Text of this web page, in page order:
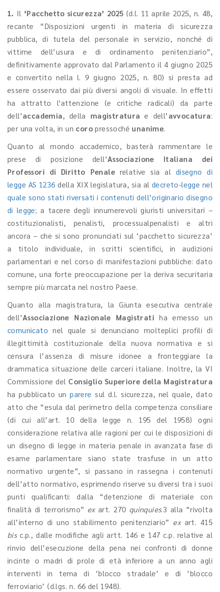
1. Il ‘Pacchetto sicurezza’ 2025 (d.l. 11 aprile 2025, n. 48,
recante “Disposizioni urgenti in materia di sicurezza
pubblica, di tutela del personale in servizio, nonché di
vittime dell’usura e di ordinamento penitenziario”,
definitivamente approvato dal Parlamento il 4 giugno 2025
e convertito nella l. 9 giugno 2025, n. 80) si presta ad
essere osservato dai più diversi angoli di visuale. In effetti
ha attratto l'attenzione (e critiche radicali) da parte
dell’accademia, della magistraturae dell’ avvocatura:
per una volta, in un coro pressoché unanime.
Quanto al mondo accademico, basterà rammentare le
prese di posizione dell’Associazione Italiana dei
Professori di Diritto Penalerelative sia al disegno di
legge AS 1236 della XIX legislatura, sia aldecreto-legge nel
quale sono stati riversati i contenuti dell’originario disegno
di legge; a tacere degli innumerevoli giuristi universitari –
costituzionalisti, penalisti, processualpenalisti e altri
ancora – che si sono pronunciati sul ‘pacchetto sicurezza’
a titolo individuale, in scritti scientifici, in audizioni
parlamentari e nel corso di manifestazioni pubbliche: dato
comune, una forte preoccupazione per la deriva securitaria
sempre più marcata nel nostro Paese.
Quanto alla magistratura, la Giunta esecutiva centrale
dell’Associazione Nazionale Magistratiha emesso un
comunicato nel quale si denunciano molteplici profili di
illegittimità costituzionale della nuova normativa e si
censura l’assenza di misure idonee a fronteggiare la
drammatica situazione delle carceri italiane. Inoltre, la VI
Commissione del Consiglio Superiore della Magistratura
ha pubblicato unparere sul d.l. sicurezza, nel quale, dato
atto che “esula dal perimetro della competenza consiliare
(di cui all’art. 10 della legge n. 195 del 1958) ogni
considerazione relativa alle ragioni per cui le disposizioni di
un disegno di legge in materia penale in avanzata fase di
esame parlamentare siano state trasfuse in un atto
normativo urgente”, si passano in rassegna i contenuti
dell’atto normativo, esprimendo riserve su diversi tra i suoi
punti qualificanti: dalla “detenzione di materiale con
finalità di terrorismo” exart. 270 quinquies.3 alla “rivolta
all’interno di uno stabilimento penitenziario” exart. 415
bisc.p., dalle modifiche agli artt. 146 e 147 c.p. relative al
rinvio dell’esecuzione della pena nei confronti di donne
incinte o madri di prole di età inferiore a un anno agli
interventi in tema di ‘blocco stradale’ e di ‘blocco
ferroviario’ (d.lgs. n. 66 del 1948).